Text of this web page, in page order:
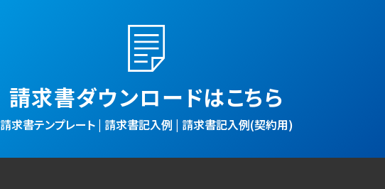
請求書ダウンロードはこちら
請求書テンプレート | 請求書記入例 | 請求書記入例(契約用)